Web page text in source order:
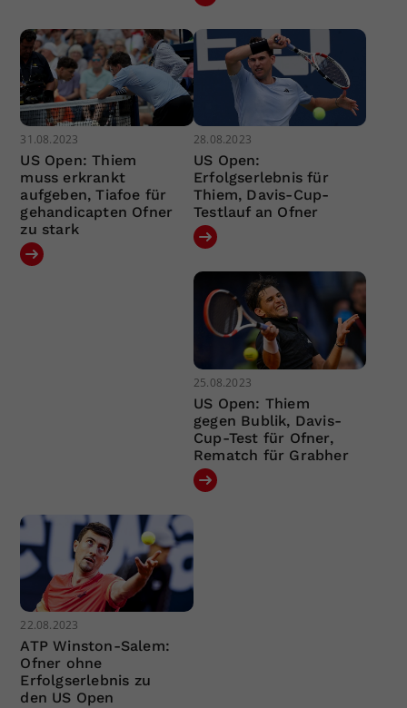
31.08.2023
US Open: Thiem
muss erkrankt
aufgeben, Tiafoe für
gehandicapten Ofner
zu stark
28.08.2023
US Open:
Erfolgserlebnis für
Thiem, Davis-Cup-
Testlauf an Ofner
25.08.2023
US Open: Thiem
gegen Bublik, Davis-
Cup-Test für Ofner,
Rematch für Grabher
22.08.2023
ATP Winston-Salem:
Ofner ohne
Erfolgserlebnis zu
den US Open